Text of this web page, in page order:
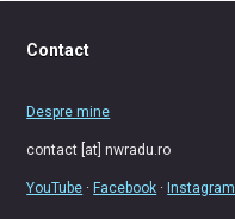
Contact
Despre mine
contact [at] nwradu.ro
YouTube · Facebook · Instagram